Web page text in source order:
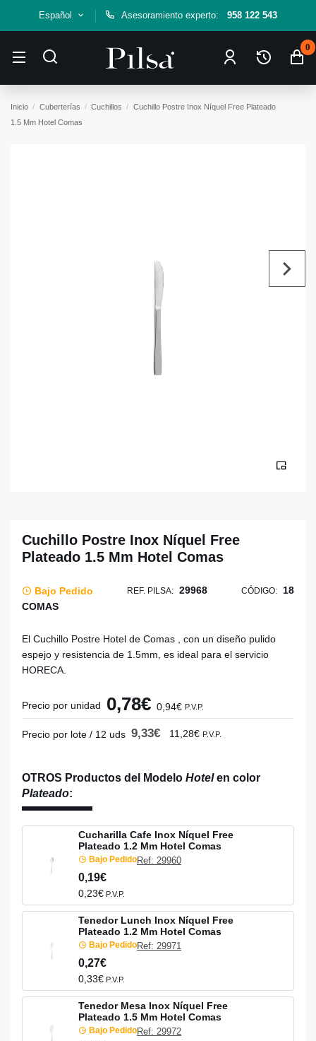
Español Asesoramiento experto: 958 122 543
0
Inicio Cuberterías Cuchillos
Cuchillo Postre Inox Níquel Free Plateado
1.5 Mm Hotel Comas
Cuchillo Postre Inox Níquel Free
Plateado 1.5 Mm Hotel Comas
Bajo Pedido REF. PILSA: 29968 CÓDIGO:
18
COMAS
El Cuchillo Postre Hotel de Comas , con un diseño pulido
espejo y resistencia de 1.5mm, es ideal para el servicio
HORECA.
Precio por unidad 0,78€ 0,94€ P.V.P.
Precio por lote / 12 uds 9,33€ 11,28€ P.V.P.
OTROS Productos del Modelo Hotelen color
Plateado:
Cucharilla Cafe Inox Níquel Free
Plateado 1.2 Mm Hotel Comas
Bajo PedidoRef: 29960
0,19€
0,23€ P.V.P.
Tenedor Lunch Inox Níquel Free
Plateado 1.2 Mm Hotel Comas
Bajo PedidoRef: 29971
0,27€
0,33€ P.V.P.
Tenedor Mesa Inox Níquel Free
Plateado 1.5 Mm Hotel Comas
Bajo PedidoRef: 29972